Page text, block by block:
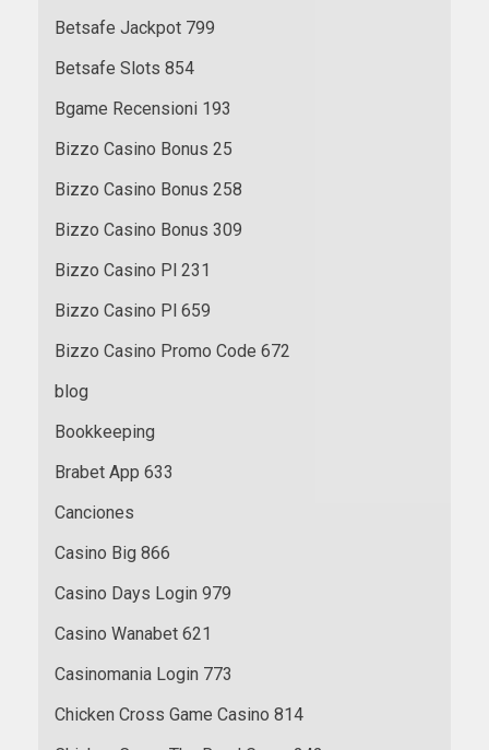
Betsafe Jackpot 799
Betsafe Slots 854
Bgame Recensioni 193
Bizzo Casino Bonus 25
Bizzo Casino Bonus 258
Bizzo Casino Bonus 309
Bizzo Casino Pl 231
Bizzo Casino Pl 659
Bizzo Casino Promo Code 672
blog
Bookkeeping
Brabet App 633
Canciones
Casino Big 866
Casino Days Login 979
Casino Wanabet 621
Casinomania Login 773
Chicken Cross Game Casino 814